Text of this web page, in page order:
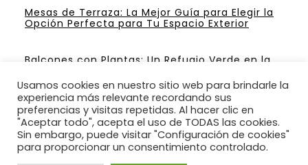
Mesas de Terraza: La Mejor Guía para Elegir la
Opción Perfecta para Tu Espacio Exterior
Balcones con Plantas: Un Refugio Verde en la
Ideas para construir un jardín para su casa.
BUSCANOS : @jardines1000 EN FACEBOOK.
Usamos cookies en nuestro sitio web para brindarle la
experiencia más relevante recordando sus
preferencias y visitas repetidas. Al hacer clic en
"Aceptar todo", acepta el uso de TODAS las cookies.
Sin embargo, puede visitar "Configuración de cookies"
para proporcionar un consentimiento controlado.